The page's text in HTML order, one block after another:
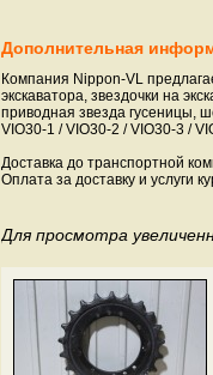
Дополнительная
Компания Nippon-VL
экскаватора, звездочки на
приводная звезда гусеницы,
VIO30-1 / VIO30-2 / VIO30-3 /
Доставка до транспортной
Оплата за доставку и услуги
Для просмотра